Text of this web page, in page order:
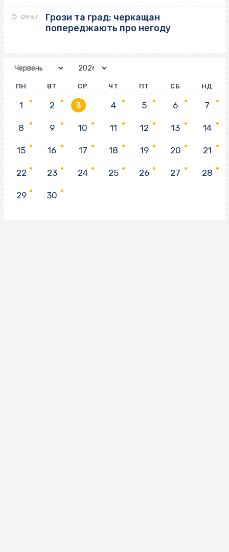
09:57
Грози та град: черкащан
попереджають про негоду
ПН ВТ СР ЧТ ПТ СБ НД
1 2 3 4 5 6 7
8 9 10 11 12 13 14
15 16 17 18 19 20 21
22 23 24 25 26 27 28
29 30